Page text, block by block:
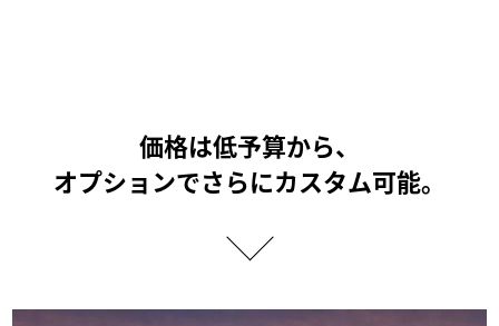
価格は低予算から、
オプションでさらにカスタム可能。